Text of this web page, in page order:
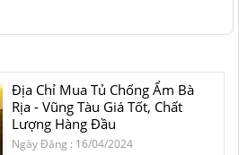
Địa Chỉ Mua Tủ Chống Ẩm Bà
Rịa - Vũng Tàu Giá Tốt, Chất
Lượng Hàng Đầu
Ngày Đăng : 16/04/2024